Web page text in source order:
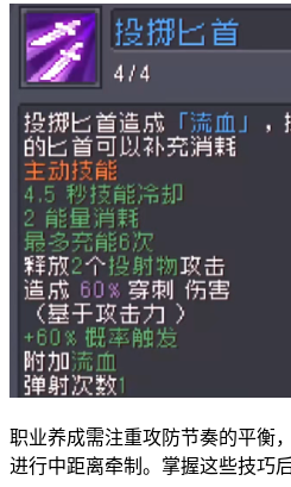
职业养成需注重攻防节奏的平衡
进行中距离牵制。掌握这些技巧